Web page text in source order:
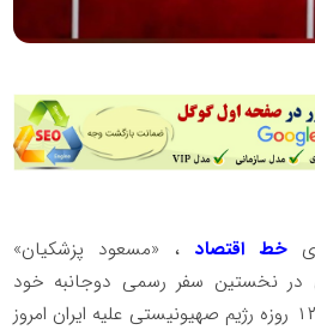
خط اقتصاد ، «مسعود پزشکیان»
در نخستین سفر رسمی دوجانبه خود
پس از پایان جنگ تحمیلی ۱۲ روزه رژیم صهیونیستی علیه ایران امروز